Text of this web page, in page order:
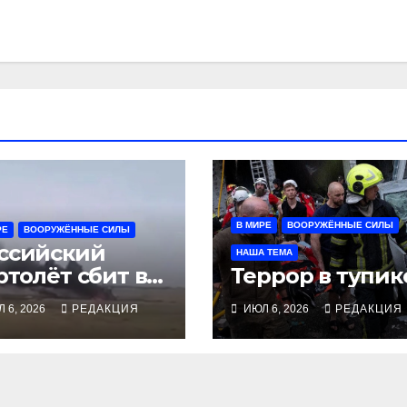
ВООРУЖЁННЫЕ СИЛЫ
сбит в
6, 2026 РЕДАКЦИЯ
В МИРЕ ВООРУЖЁННЫЕ СИЛЫ
НАША ТЕМА
Террор в
ИЮЛ 6, 2026 РЕДАКЦИЯ